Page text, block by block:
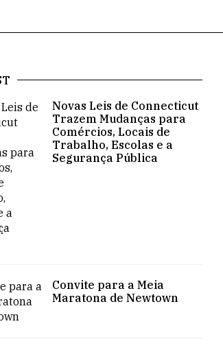
Novas Leis de Connecticut
Trazem Mudanças para
Comércios, Locais de
Trabalho, Escolas e a
Segurança Pública
Convite para a Meia
Maratona de Newtown